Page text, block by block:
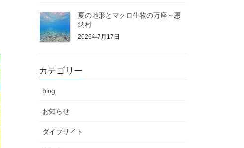
夏の地形とマクロ生物の万座～恩
納村
2026年7月17日
カテゴリー
blog
お知らせ
ダイブサイト